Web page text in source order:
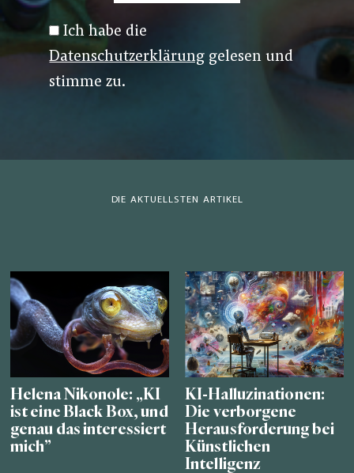
Ich habe die
Datenschutzerklärung gelesen und
stimme zu.
DIE AKTUELLSTEN ARTIKEL
Helena Nikonole: „KI
ist eine Black Box, und
genau das interessiert
mich”
KI-Halluzinationen:
Die verborgene
Herausforderung bei
Künstlichen
Intelligenz